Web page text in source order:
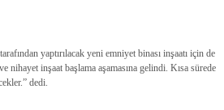
yaptırılacak yeni emniyet binası inşaatı için de
inşaat başlama aşamasına gelindi. Kısa sürede
dedi.